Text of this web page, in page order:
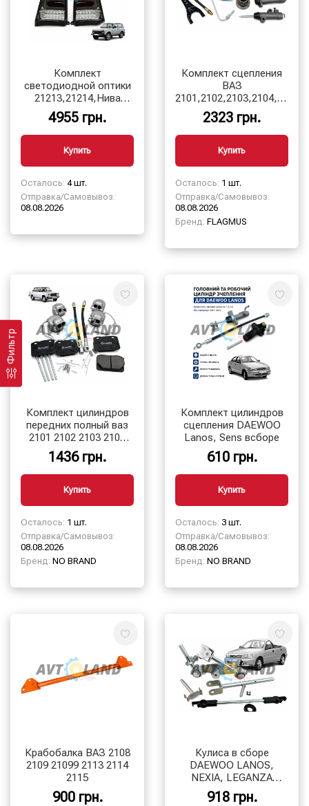
Комплект
светодиодной оптики
21213,21214,Нива
Тайга
4955 грн.
Купить
Осталось: 4 шт.
Отправка/Самовывоз:
08.08.2026
Комплект сцепления
ВАЗ
в сборе
2323 грн.
Купить
Осталось: 1 шт.
Отправка/Самовывоз:
08.08.2026
Бренд: FLAGMUS
Комплект цилиндров
передних полный ваз
2101 2102 2103 2104
2105 2106 2107
1436 грн.
Купить
Осталось: 1 шт.
Отправка/Самовывоз:
08.08.2026
Бренд: NO BRAND
Комплект цилиндров
сцепления DAEWOO
Lanos, Sens всборе
610 грн.
Купить
Осталось: 3 шт.
Отправка/Самовывоз:
08.08.2026
Бренд: NO BRAND
Крабобалка ВАЗ 2108
2109 21099 2113 2114
2115
900 грн.
Кулиса в сборе
DAEWOO LANOS,
NEXIA, LEGANZA
″вертолёт″
918 грн.
Фильтр